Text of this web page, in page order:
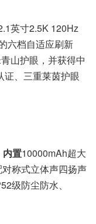
英寸2.5K 120Hz
六档自适应刷新
山护眼，并获得中
证、三重莱茵护眼
内置10000mAh超大
称式立体声四扬声
级防尘防水、